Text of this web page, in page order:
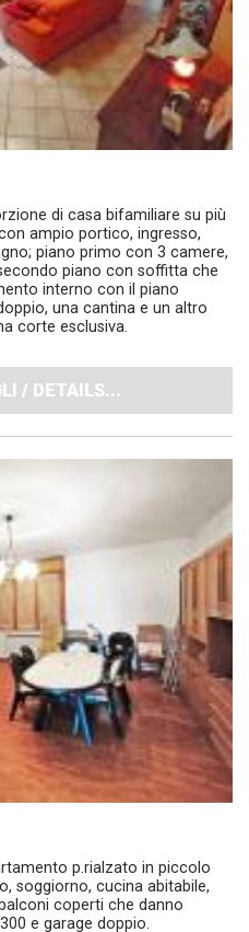
di casa bifamiliare su più
ampio portico, ingresso,
piano primo con 3 camere,
piano con soffitta che
interno con il piano
una cantina e un altro
corte esclusiva.
/ DETAILS...
p.rialzato in piccolo
soggiorno, cucina abitabile,
coperti che danno
e garage doppio.